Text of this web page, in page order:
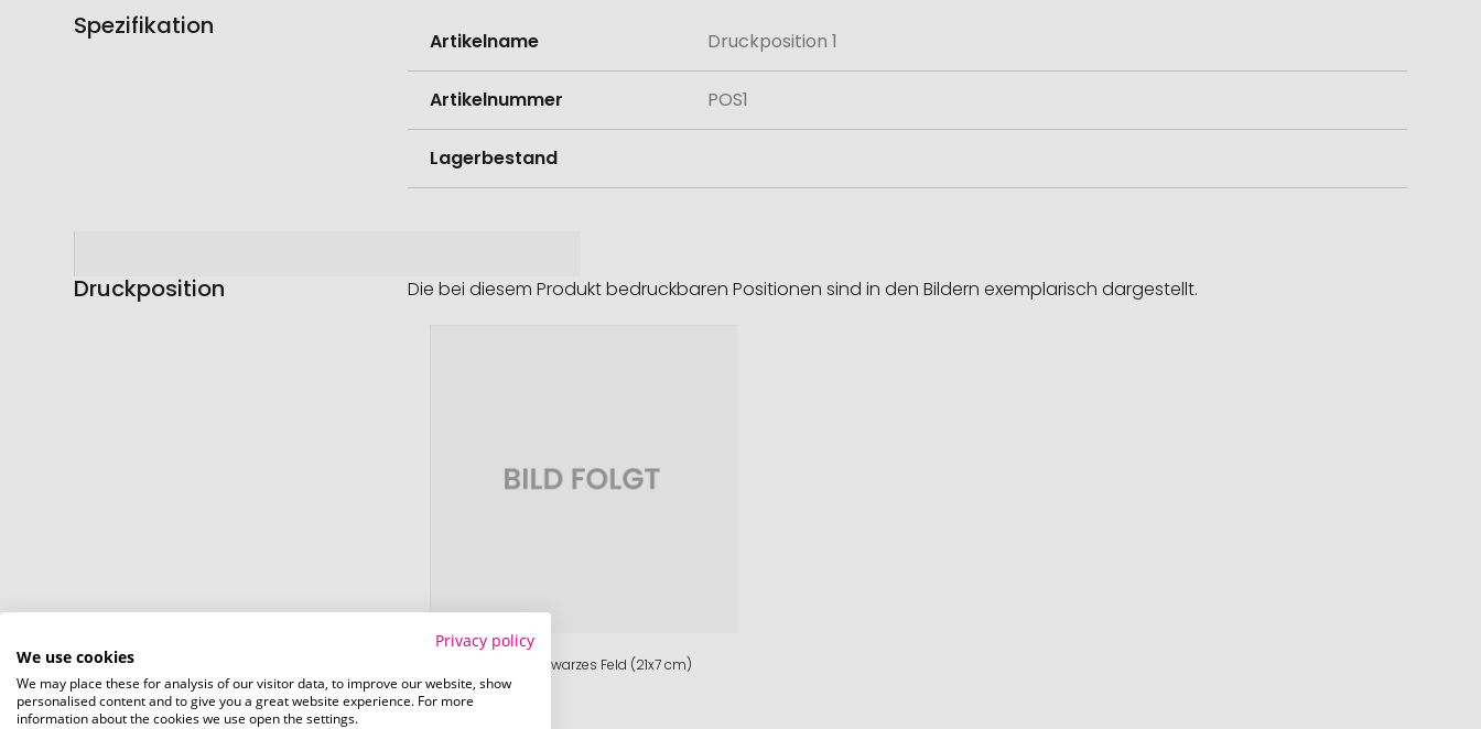
Spezifikation
Informationen
Artikelname Druckposition 1
Artikelnummer POS1
Lagerbestand
Druckposition Die bei diesem Produkt bedruckbaren Positionen sind in den Bildern exemplarisch dargestellt.
gelbes/schwarzes Feld (21x7 cm)
Privacy policy
We use cookies
We may place these for analysis of our visitor data, to improve our website, show
personalised content and to give you a great website experience. For more
information about the cookies we use open the settings.